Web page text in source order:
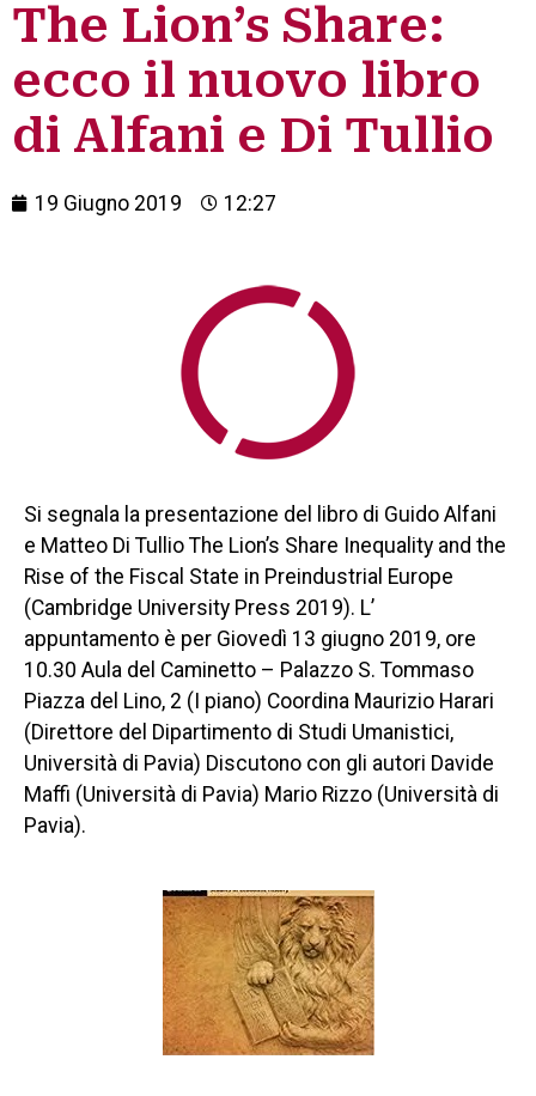
The Lion’s Share:
ecco il nuovo libro
di Alfani e Di Tullio
19 Giugno 2019 12:27
Si segnala la presentazione del libro di Guido Alfani
e Matteo Di Tullio The Lion’s Share Inequality and the
Rise of the Fiscal State in Preindustrial Europe
(Cambridge University Press 2019). L’
appuntamento è per Giovedì 13 giugno 2019, ore
10.30 Aula del Caminetto – Palazzo S. Tommaso
Piazza del Lino, 2 (I piano) Coordina Maurizio Harari
(Direttore del Dipartimento di Studi Umanistici,
Università di Pavia) Discutono con gli autori Davide
Maffi (Università di Pavia) Mario Rizzo (Università di
Pavia).